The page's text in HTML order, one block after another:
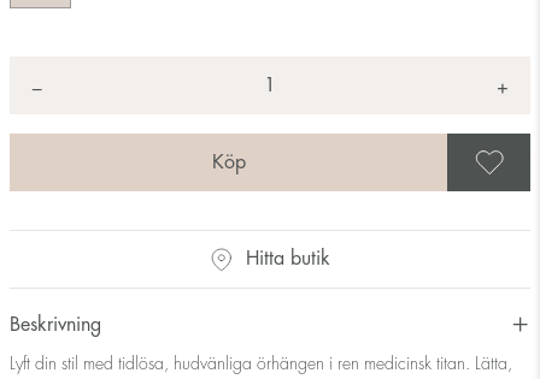
− +
Hitta butik
Beskrivning
Lyft din stil med tidlösa, hudvänliga örhängen i ren medicinsk titan. Lätta,